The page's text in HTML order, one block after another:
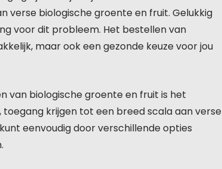
verse biologische groente en fruit. Gelukkig
voor dit probleem. Het bestellen van
maar ook een gezonde keuze voor jou
van biologische groente en fruit is het
krijgen tot een breed scala aan verse
eenvoudig door verschillende opties